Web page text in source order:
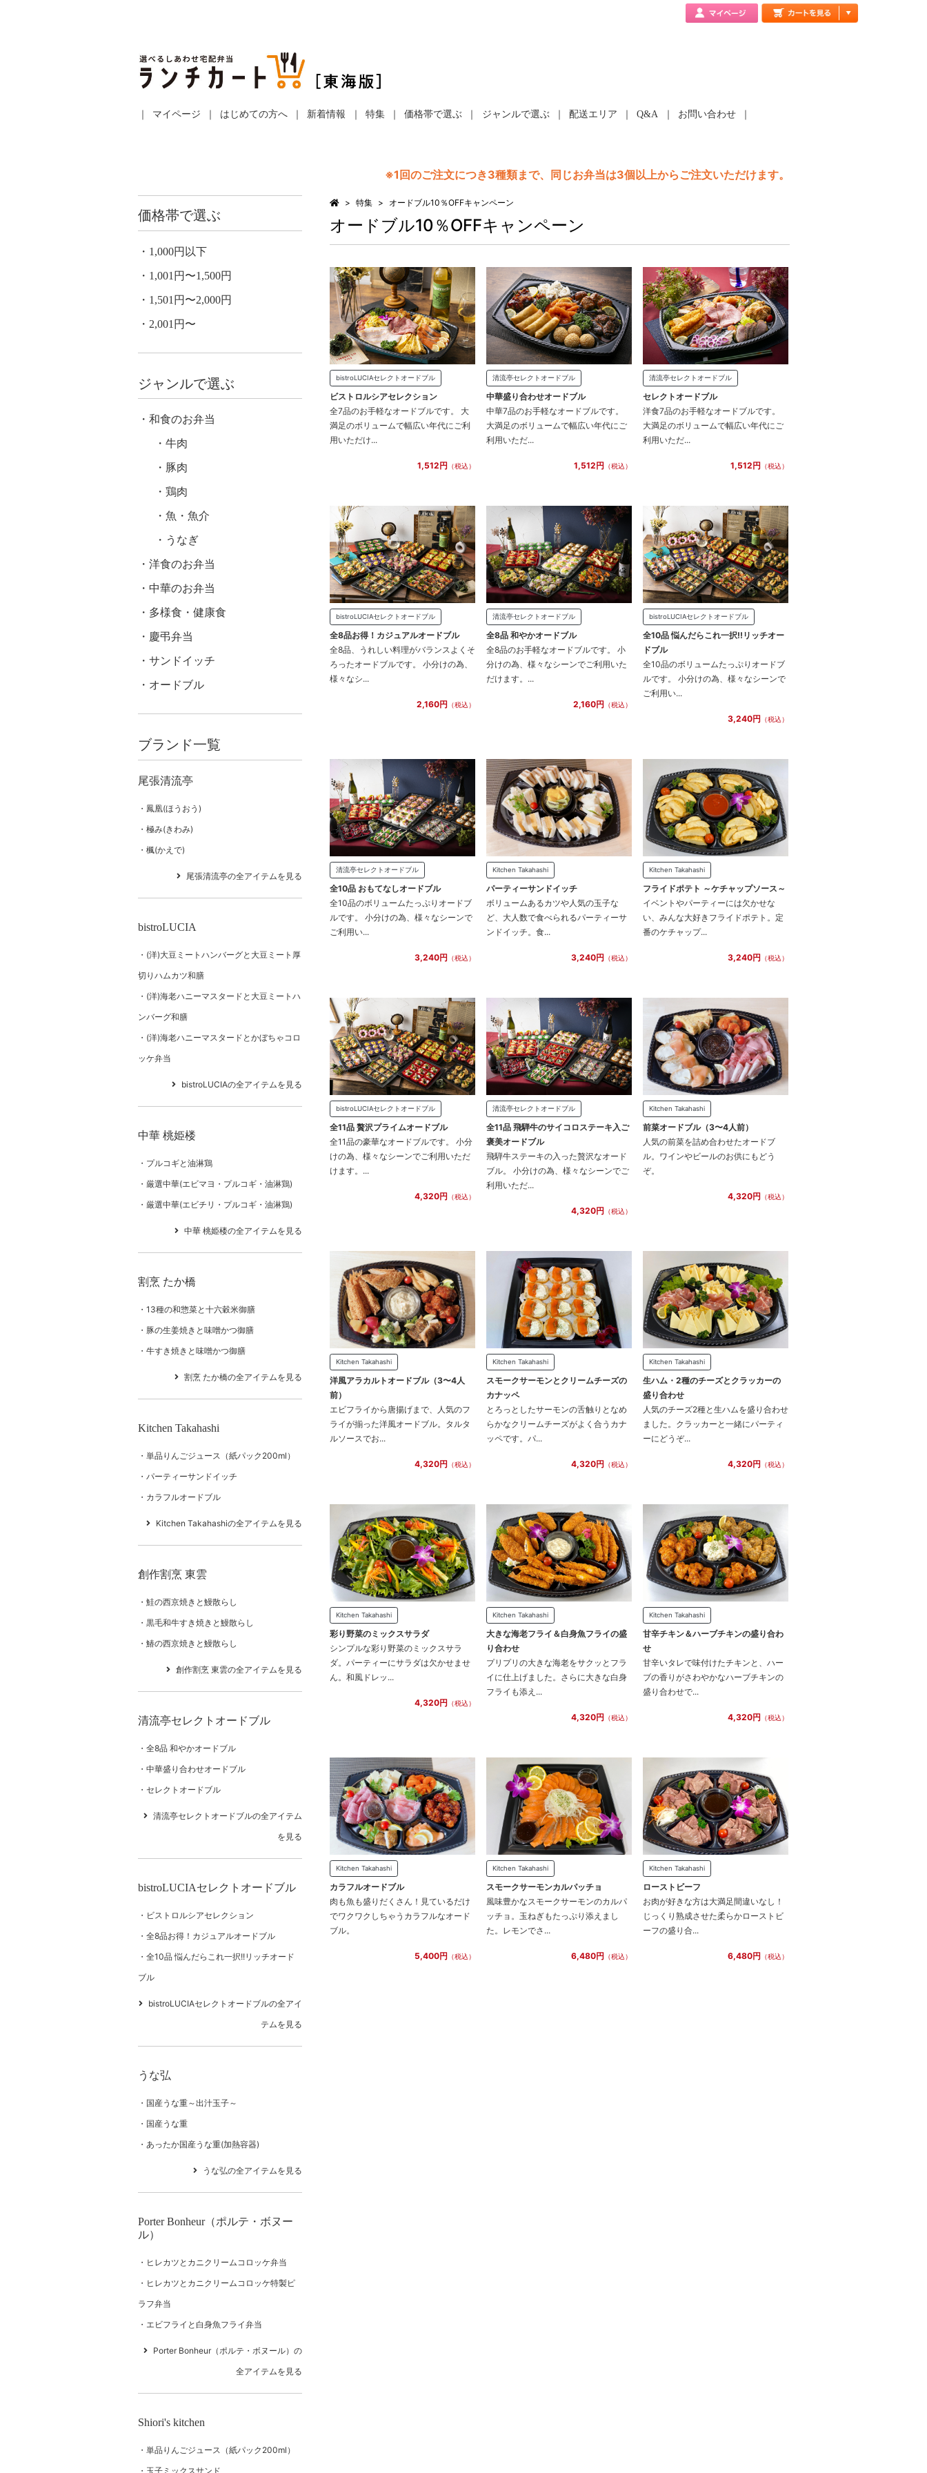
マイページ はじめての方へ 新着情報 特集 価格帯で選ぶ ジャンルで選ぶ 配送エリア Q&A お問い合わせ
※1回のご注文につき3種類まで、同じお弁当は3個以上からご注文いただけます。
特集 オードブル10％OFFキャンペーン
オードブル10％OFFキャンペーン
bistroLUCIAセレクトオードブル
ビストロルシアセレクション
全7品のお手軽なオードブルです。 大
満足のボリュームで幅広い年代にご利
用いただけ...
1,512円 （税込）
清流亭セレクトオードブル
中華盛り合わせオードブル
中華7品のお手軽なオードブルです。
大満足のボリュームで幅広い年代にご
利用いただ...
1,512円 （税込）
清流亭セレクトオードブル
セレクトオードブル
洋食7品のお手軽なオードブルです。
大満足のボリュームで幅広い年代にご
利用いただ...
1,512円 （税込）
bistroLUCIAセレクトオードブル
全8品お得！カジュアルオードブル
全8品、うれしい料理がバランスよくそ
ろったオードブルです。 小分けの為、
様々なシ...
2,160円 （税込）
清流亭セレクトオードブル
全8品 和やかオードブル
全8品のお手軽なオードブルです。 小
分けの為、様々なシーンでご利用いた
だけます。...
2,160円 （税込）
bistroLUCIAセレクトオードブル
全10品 悩んだらこれ一択!!リッチオー
ドブル
全10品のボリュームたっぷりオードブ
ルです。 小分けの為、様々なシーンで
ご利用い...
3,240円 （税込）
清流亭セレクトオードブル
全10品 おもてなしオードブル
全10品のボリュームたっぷりオードブ
ルです。 小分けの為、様々なシーンで
ご利用い...
3,240円 （税込）
Kitchen Takahashi
パーティーサンドイッチ
ボリュームあるカツや人気の玉子な
ど、大人数で食べられるパーティーサ
ンドイッチ。食...
3,240円 （税込）
Kitchen Takahashi
フライドポテト ～ケチャップソース～
イベントやパーティーには欠かせな
い、みんな大好きフライドポテト。定
番のケチャップ...
3,240円 （税込）
bistroLUCIAセレクトオードブル
全11品 贅沢プライムオードブル
全11品の豪華なオードブルです。 小分
けの為、様々なシーンでご利用いただ
けます。...
4,320円 （税込）
清流亭セレクトオードブル
全11品 飛騨牛のサイコロステーキ入ご
褒美オードブル
飛騨牛ステーキの入った贅沢なオード
ブル。 小分けの為、様々なシーンでご
利用いただ...
4,320円 （税込）
Kitchen Takahashi
前菜オードブル（3〜4人前）
人気の前菜を詰め合わせたオードブ
ル。ワインやビールのお供にもどう
ぞ。
4,320円 （税込）
Kitchen Takahashi
洋風アラカルトオードブル（3〜4人
前）
エビフライから唐揚げまで、人気のフ
ライが揃った洋風オードブル。タルタ
ルソースでお...
4,320円 （税込）
Kitchen Takahashi
スモークサーモンとクリームチーズの
カナッペ
とろっとしたサーモンの舌触りとなめ
らかなクリームチーズがよく合うカナ
ッペです。パ...
4,320円 （税込）
Kitchen Takahashi
生ハム・2種のチーズとクラッカーの
盛り合わせ
人気のチーズ2種と生ハムを盛り合わせ
ました。クラッカーと一緒にパーティ
ーにどうぞ...
4,320円 （税込）
Kitchen Takahashi
彩り野菜のミックスサラダ
シンプルな彩り野菜のミックスサラ
ダ。パーティーにサラダは欠かせませ
ん。和風ドレッ...
4,320円 （税込）
Kitchen Takahashi
大きな海老フライ＆白身魚フライの盛
り合わせ
プリプリの大きな海老をサクッとフラ
イに仕上げました。さらに大きな白身
フライも添え...
4,320円 （税込）
Kitchen Takahashi
甘辛チキン＆ハーブチキンの盛り合わ
せ
甘辛いタレで味付けたチキンと、ハー
ブの香りがさわやかなハーブチキンの
盛り合わせで...
4,320円 （税込）
Kitchen Takahashi
カラフルオードブル
肉も魚も盛りだくさん！見ているだけ
でワクワクしちゃうカラフルなオード
ブル。
5,400円 （税込）
Kitchen Takahashi
スモークサーモンカルパッチョ
風味豊かなスモークサーモンのカルパ
ッチョ。玉ねぎもたっぷり添えまし
た。レモンでさ...
6,480円 （税込）
Kitchen Takahashi
ローストビーフ
お肉が好きな方は大満足間違いなし！
じっくり熟成させた柔らかローストビ
ーフの盛り合...
6,480円 （税込）
価格帯で選ぶ
1,000円以下
1,001円〜1,500円
1,501円〜2,000円
2,001円〜
ジャンルで選ぶ
和食のお弁当
牛肉
豚肉
鶏肉
魚・魚介
うなぎ
洋食のお弁当
中華のお弁当
多様食・健康食
慶弔弁当
サンドイッチ
オードブル
ブランド一覧
尾張清流亭
鳳凰(ほうおう)
極み(きわみ)
楓(かえで)
尾張清流亭の全アイテムを見る
bistroLUCIA
(洋)大豆ミートハンバーグと大豆ミート厚
切りハムカツ和膳
(洋)海老ハニーマスタードと大豆ミートハ
ンバーグ和膳
(洋)海老ハニーマスタードとかぼちゃコロ
ッケ弁当
bistroLUCIAの全アイテムを見る
中華 桃姫楼
プルコギと油淋鶏
厳選中華(エビマヨ・プルコギ・油淋鶏)
厳選中華(エビチリ・プルコギ・油淋鶏)
中華 桃姫楼の全アイテムを見る
割烹 たか橋
13種の和惣菜と十六穀米御膳
豚の生姜焼きと味噌かつ御膳
牛すき焼きと味噌かつ御膳
割烹 たか橋の全アイテムを見る
Kitchen Takahashi
単品りんごジュース（紙パック200ml）
パーティーサンドイッチ
カラフルオードブル
Kitchen Takahashiの全アイテムを見る
創作割烹 東雲
鮭の西京焼きと鰻散らし
黒毛和牛すき焼きと鰻散らし
鰆の西京焼きと鰻散らし
創作割烹 東雲の全アイテムを見る
清流亭セレクトオードブル
全8品 和やかオードブル
中華盛り合わせオードブル
セレクトオードブル
清流亭セレクトオードブルの全アイテム
を見る
bistroLUCIAセレクトオードブル
ビストロルシアセレクション
全8品お得！カジュアルオードブル
全10品 悩んだらこれ一択!!リッチオード
ブル
bistroLUCIAセレクトオードブルの全アイ
テムを見る
うな弘
国産うな重～出汁玉子～
国産うな重
あったか国産うな重(加熱容器)
うな弘の全アイテムを見る
Porter Bonheur（ポルテ・ボヌー
ル）
ヒレカツとカニクリームコロッケ弁当
ヒレカツとカニクリームコロッケ特製ピ
ラフ弁当
エビフライと白身魚フライ弁当
Porter Bonheur（ポルテ・ボヌール）の
全アイテムを見る
Shiori's kitchen
単品りんごジュース（紙パック200ml）
玉子ミックスサンド